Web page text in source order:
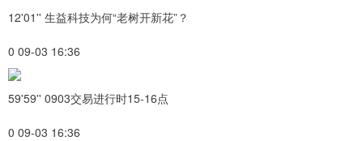
12'01'' 生益科技为何“老树开新花”？
0 09-03 16:36
59'59'' 0903交易进行时15-16点
0 09-03 16:36